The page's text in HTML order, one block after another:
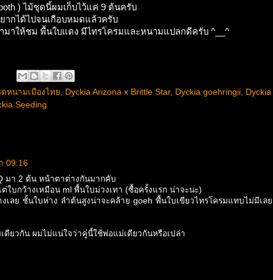
) ไม้ชุดนี้ผมเก็บไว้แค่ 9 ต้นครับ
ากได้ไปจนเกือบหมดแล้วครับ
มาให้ชม พื้นใบแดง มีไทรโครมและหนามแปลกดีครับ ^__^
หนามเมืองไทย, Dyckia Arizona x Brittle Star, Dyckia goehringii, Dyckia
Seeding
09:16
มา 2 ต้น หน้าตาต่างกันมากคับ
ใบกว้างเหมือน ml พื้นใบม่วงเทา (ซื้อครั้งแรก น่าจะนะ)
ลย ชั้นใบห่าง ลำต้นสูงน่าจะคล้าย goeh พื้นใบเขียวไทรโครมแทบไม่มีเลย
ดียวกัน ผมไม่แน่ใจว่าคู่นี้ใช้พ่อแม่เดียวกันหรือเปล่า